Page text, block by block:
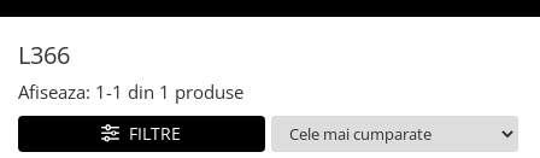
Multifunctionale laser
Multifunctionale cu jet
Imprimante etichete
Imprimante termice
L366
Afiseaza: 1-1 din 1 produse
FILTRE